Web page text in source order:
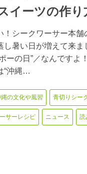
イーツの作り
！シークワーサー本
し暑い日が増えて来
ーの日”／なんですよ
“沖縄…
の文化や風習 青切りシー
サーレシピ ニュース 読